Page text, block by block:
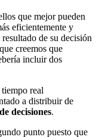
que mejor pueden
eficientemente y
de su decisión
creemos que
incluir dos
real
a distribuir de
decisiones.
punto puesto que